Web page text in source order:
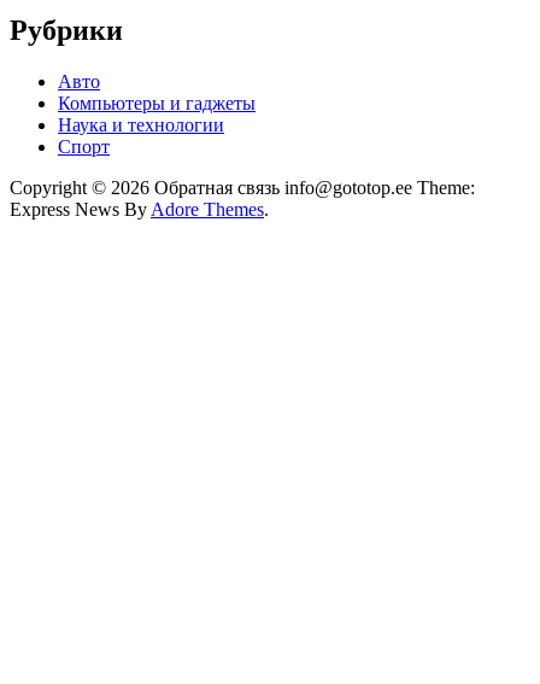
Рубрики
Авто
Компьютеры и гаджеты
Наука и технологии
Спорт
Copyright © 2026 Обратная связь info@gototop.ee Theme:
Express News By Adore Themes.